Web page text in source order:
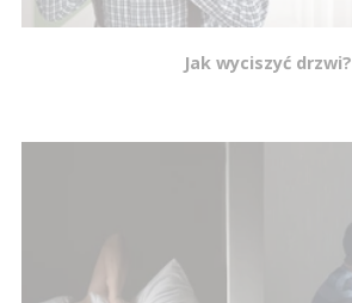
Jak wyciszyć drzwi?